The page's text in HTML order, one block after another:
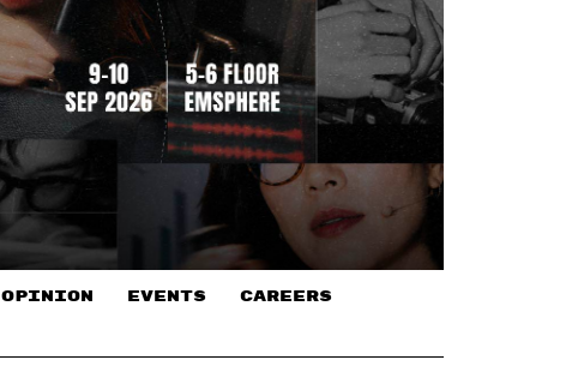
OPINION EVENTS CAREERS